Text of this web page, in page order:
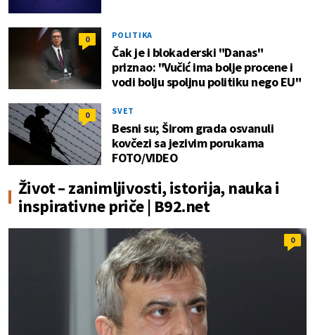
0 POLITIKA
Čak je i blokaderski "Danas"
priznao: "Vučić ima bolje procene i
vodi bolju spoljnu politiku nego EU"
0 SVET
Besni su; Širom grada osvanuli
kovčezi sa jezivim porukama
FOTO/VIDEO
Život – zanimljivosti, istorija, nauka i
inspirativne priče | B92.net
0